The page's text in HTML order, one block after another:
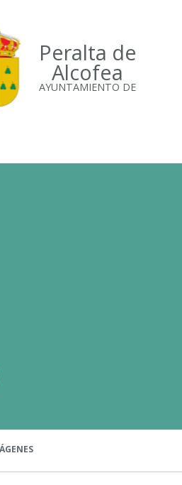
Peralta de
Alcofea
AYUNTAMIENTO DE